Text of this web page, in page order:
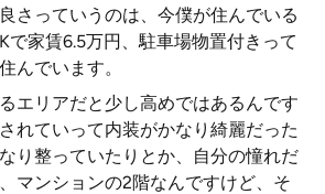
さっていうのは、今僕が住んでいる
で家賃6.5万円、駐車場物置付きって
んでいます。
エリアだと少し高めではあるんです
れていって内装がかなり綺麗だった
り整っていたりとか、自分の憧れだ
マンションの2階なんですけど、そ